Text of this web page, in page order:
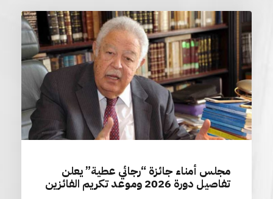
مجلس أمناء جائزة “رجائي عطية” يعلن
تفاصيل دورة 2026 وموعد تكريم الفائزين